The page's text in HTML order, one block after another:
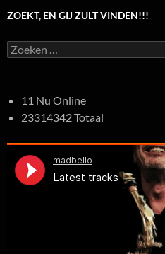
ZOEKT, EN GIJ ZULT VINDEN!!!
Zoeken
naar:
11 Nu Online
23314342 Totaal